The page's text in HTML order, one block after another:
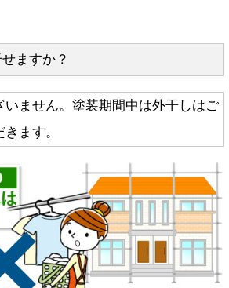
ますか？
いません。塗装期間中は外干しはご
ます。